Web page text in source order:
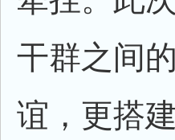
干群之间
谊，更搭